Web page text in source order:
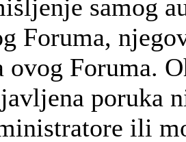
samog
Foruma,
Foruma.
poruka
ili